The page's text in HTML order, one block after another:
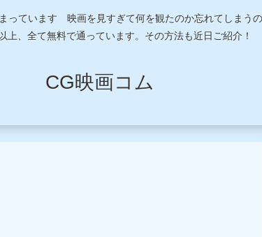
ています 映画を見すぎて何を観たのか忘れてしまう
上、全て無料で通っています。その方法も近日ご紹介！
CG映画コム